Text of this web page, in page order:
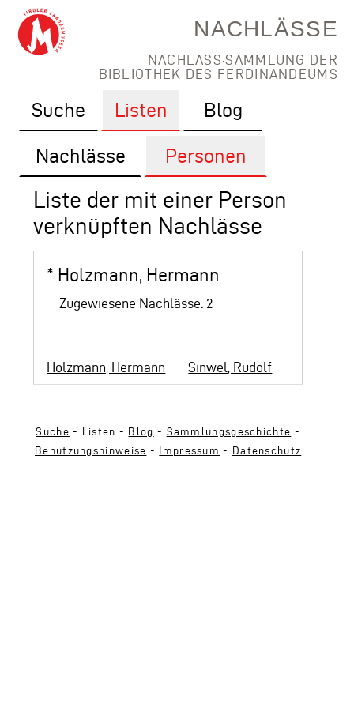
NACHLÄSSE
NACHLASS·SAMMLUNG DER
BIBLIOTHEK DES FERDINANDEUMS
Suche Listen Blog
Nachlässe Personen
Liste der mit einer Person
verknüpften Nachlässe
* Holzmann, Hermann
Zugewiesene Nachlässe: 2
Holzmann, Hermann ---Sinwel, Rudolf ---
Suche - Listen - Blog - Sammlungsgeschichte -
Benutzungshinweise - Impressum - Datenschutz